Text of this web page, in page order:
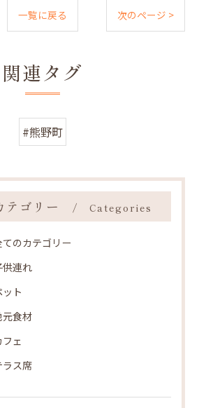
一覧に戻る 次のページ >
関連タグ
#熊野町
テゴリー Categories
てのカテゴリー
供連れ
ット
元食材
フェ
ラス席